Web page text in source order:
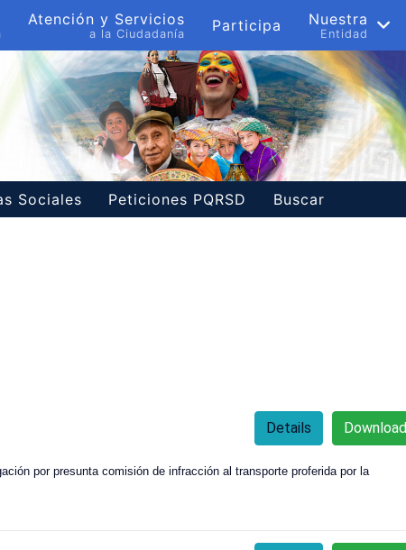
Atención y Servicios
a la Ciudadanía Participa Nuestra
Entidad
Sociales Peticiones PQRSD Buscar
Download
Details
por presunta comisión de infracción al transporte proferida por la